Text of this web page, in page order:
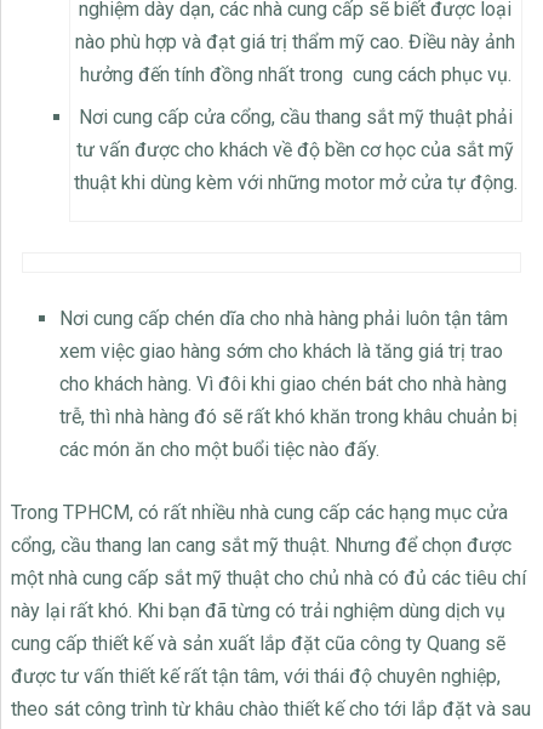
nghiệm dày dạn, các nhà cung cấp sẽ biết được loại
nào phù hợp và đạt giá trị thẩm mỹ cao. Điều này ảnh
hưởng đến tính đồng nhất trong cung cách phục vụ.
Nơi cung cấp cửa cổng, cầu thang sắt mỹ thuật phải
tư vấn được cho khách về độ bền cơ học của sắt mỹ
thuật khi dùng kèm với những motor mở cửa tự động.
Nơi cung cấp chén dĩa cho nhà hàng phải luôn tận tâm
xem việc giao hàng sớm cho khách là tăng giá trị trao
cho khách hàng. Vì đôi khi giao chén bát cho nhà hàng
trễ, thì nhà hàng đó sẽ rất khó khăn trong khâu chuản bị
các món ăn cho một buổi tiệc nào đấy.
Trong TPHCM, có rất nhiều nhà cung cấp các hạng mục cửa
cổng, cầu thang lan cang sắt mỹ thuật. Nhưng để chọn được
một nhà cung cấp sắt mỹ thuật cho chủ nhà có đủ các tiêu chí
này lại rất khó. Khi bạn đã từng có trải nghiệm dùng dịch vụ
cung cấp thiết kế và sản xuất lắp đặt cũa công ty Quang sẽ
được tư vấn thiết kế rất tận tâm, với thái độ chuyên nghiệp,
theo sát công trình từ khâu chào thiết kế cho tới lắp đặt và sau